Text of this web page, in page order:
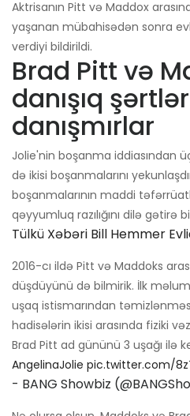
Aktrisanın Pitt və Maddox
yaşanan mübahisədən sonra
verdiyi bildirildi.
Brad Pitt və
danışıq
danışmırlar
Jolie'nin boşanma iddiasından
də ikisi boşanmalarını
boşanmalarının maddi
qəyyumluq razılığını dilə gətirə
Tülkü Xəbəri Bill Hemmer
2016-cı ildə Pitt və Maddoks
düşdüyünü də bilmirik. İlk
uşaq istismarından
hadisələrin ikisi arasında fiziki
Brad Pitt ad gününü 3 uşağı ilə
AngelinaJolie pic.twitter.com/
- BANG Showbiz